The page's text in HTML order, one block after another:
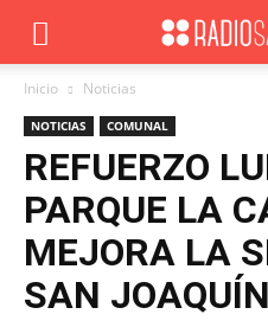
Inicio Noticias
NOTICIAS COMUNAL
REFUERZO
PARQUE LA
MEJORA LA
SAN JOAQUÍN